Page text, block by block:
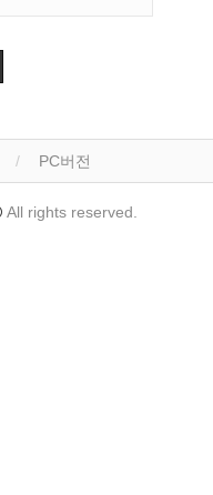
PC버전
All rights reserved.